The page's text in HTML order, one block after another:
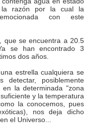
la razón por la cual la
con este
que se encuentra a 20.5
se han encontrado 3
dos años.
estrella cualquiera se
detectar, posiblemente
la determinada "zona
y la temperatura
la conocemos, pues
nos deja dicho
el Universo...